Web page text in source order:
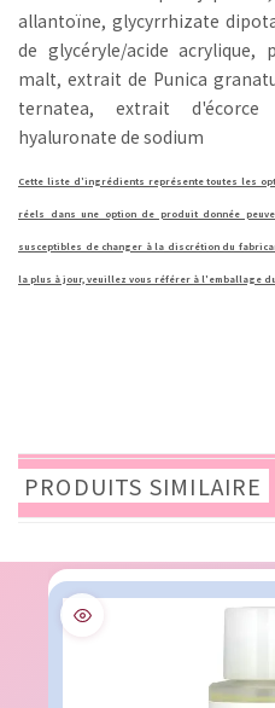
allantoïne, glycyrrhizate
de glycéryle/acide acrylique,
malt, extrait de Punica
ternatea, extrait d'écorce
hyaluronate de sodium
Cette liste d'ingrédients représente toutes les
réels dans une option de produit donnée
susceptibles de changer à la discrétion du
la plus à jour, veuillez vous référer à l'emballage
PRODUITS SIMILAIRE